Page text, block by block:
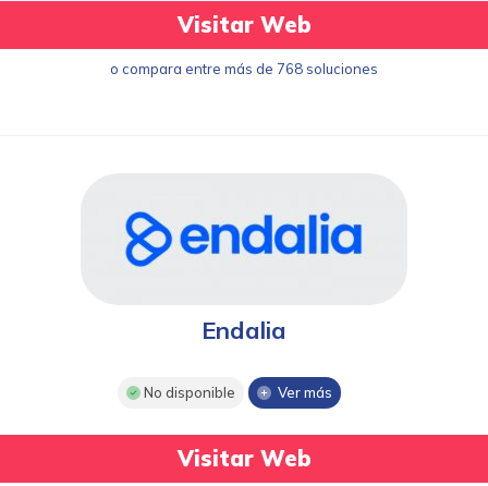
Visitar Web
o compara entre más de 768 soluciones
Endalia
No disponible Ver más
Visitar Web